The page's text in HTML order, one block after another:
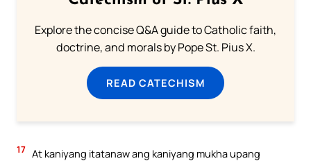
Explore the concise Q&A guide to Catholic faith,
doctrine, and morals by Pope St. Pius X.
READ CATECHISM
17 At kaniyang itatanaw ang kaniyang mukha upang